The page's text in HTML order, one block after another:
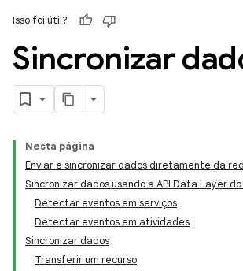
Isso foi útil?
Sincronizar
Nesta página
Enviar e sincronizar dados diretamente da
Sincronizar dados usando a API Data Layer
Detectar eventos em serviços
Detectar eventos em atividades
Sincronizar dados
Transferir um recurso